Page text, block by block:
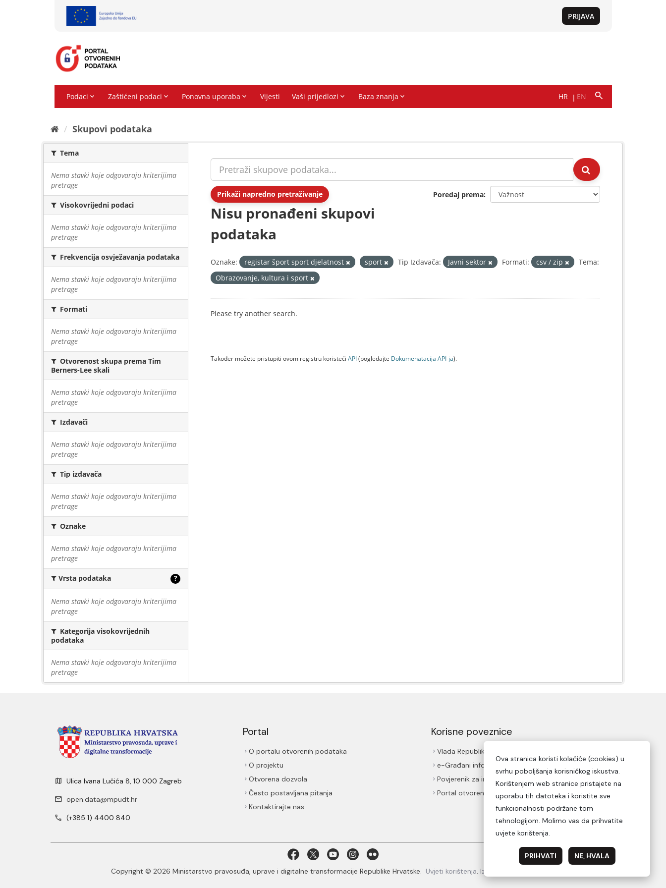
Skupovi podаtаkа
Tema
Nema stavki koje odgovaraju kriterijima
pretrage
Visokovrijedni podaci
Nema stavki koje odgovaraju kriterijima
pretrage
Frekvencija osvježavanja podataka
Nema stavki koje odgovaraju kriterijima
pretrage
Formati
Nema stavki koje odgovaraju kriterijima
pretrage
Otvorenost skupa prema Tim
Berners-Lee skali
Nema stavki koje odgovaraju kriterijima
pretrage
Izdavači
Nema stavki koje odgovaraju kriterijima
pretrage
Tip izdavača
Nema stavki koje odgovaraju kriterijima
pretrage
Oznake
Nema stavki koje odgovaraju kriterijima
pretrage
Vrsta podataka ?
Nema stavki koje odgovaraju kriterijima
pretrage
Kategorija visokovrijednih
podataka
Nema stavki koje odgovaraju kriterijima
pretrage
Prikaži napredno pretraživanje Poredaj prema
Nisu pronađeni skupovi
podataka
Oznake: registar šport sport djelatnost sport Tip Izdavača: Javni sektor Formati: csv / zip
Tema:
Obrazovanje, kultura i sport
Please try another search.
Također možete pristupiti ovom registru koristeći API(pogledajte Dokumenаtаcijа API-jа).